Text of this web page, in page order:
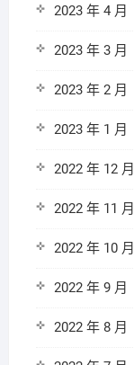
2023 年 4 月
2023 年 3 月
2023 年 2 月
2023 年 1 月
2022 年 12 月
2022 年 11 月
2022 年 10 月
2022 年 9 月
2022 年 8 月